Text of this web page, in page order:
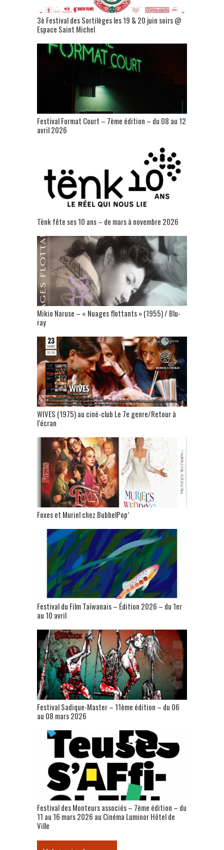
3è Festival des Sortilèges les 19 & 20 juin soirs @
Espace Saint Michel
Festival Format Court – 7ème édition – du 08 au 12
avril 2026
Tënk fête ses 10 ans – de mars à novembre 2026
Mikio Naruse – « Nuages flottants » (1955) / Blu-
ray
WIVES (1975) au ciné-club Le 7e genre/Retour à
l’écran
Foxes et Muriel chez BubbelPop’
Festival du Film Taïwanais – Édition 2026 – du 1er
au 10 avril
Festival Sadique-Master – 11ème édition – du 06
au 08 mars 2026
Festival des Monteurs associés – 7ème édition – du
11 au 16 mars 2026 au Cinéma Luminor Hôtel de
Ville